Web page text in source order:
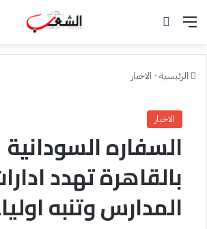
القائمة
الرئيسية - الاخبار
الاخبار
السفاره السودانية
بالقاهرة تهدد
المدارس وتنبه